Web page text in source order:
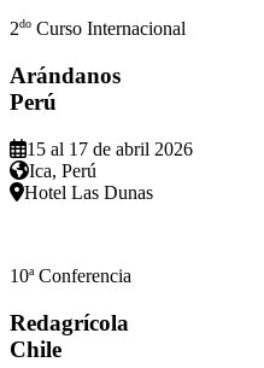
2do Curso Internacional
Arándanos
Perú
15 al 17 de abril 2026
Ica, Perú
Hotel Las Dunas
10aConferencia
Redagrícola
Chile